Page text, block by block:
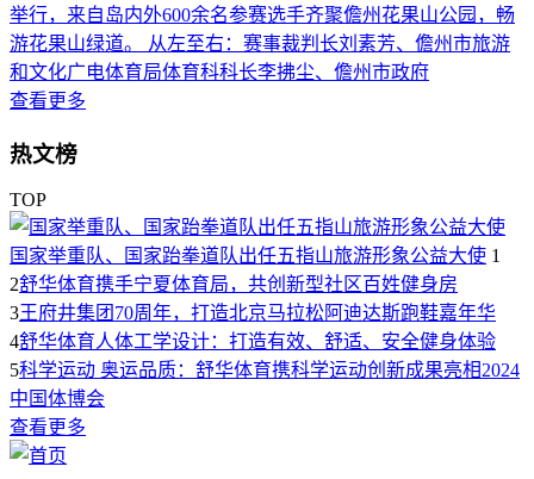
举行，来自岛内外600余名参赛选手齐聚儋州花果山公园，畅
游花果山绿道。 从左至右：赛事裁判长刘素芳、儋州市旅游
和文化广电体育局体育科科长李拂尘、儋州市政府
查看更多
热文榜
TOP
国家举重队、国家跆拳道队出任五指山旅游形象公益大使 1
2舒华体育携手宁夏体育局，共创新型社区百姓健身房
3王府井集团70周年，打造北京马拉松阿迪达斯跑鞋嘉年华
4舒华体育人体工学设计：打造有效、舒适、安全健身体验
5科学运动 奥运品质：舒华体育携科学运动创新成果亮相2024
中国体博会
查看更多